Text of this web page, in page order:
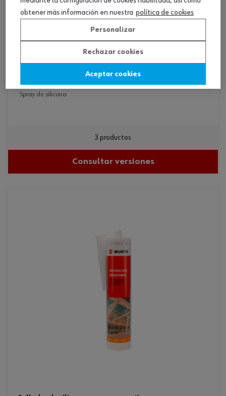
spray de silicona
3 productos
Consultar versiones
obtener más información en nuestra política de cookies
Personalizar
Rechazar cookies
Aceptar cookies